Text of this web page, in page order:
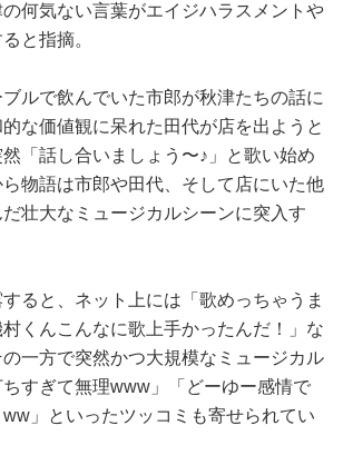
何気ない言葉がエイジハラスメントや
と指摘。
ルで飲んでいた市郎が秋津たちの話に
な価値観に呆れた田代が店を出ようと
「話し合いましょう〜♪」と歌い始め
物語は市郎や田代、そして店にいた他
壮大なミュージカルシーンに突入す
ると、ネット上には「歌めっちゃうま
くんこんなに歌上手かったんだ！」な
一方で突然かつ大規模なミュージカル
すぎて無理www」「どーゆー感情で
」といったツッコミも寄せられてい